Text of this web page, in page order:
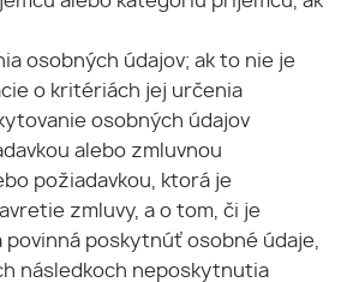
osobných údajov; ak to nie je
o kritériách jej určenia
osobných údajov
alebo zmluvnou
požiadavkou, ktorá je
zmluvy, a o tom, či je
poskytnúť osobné údaje,
následkoch neposkytnutia